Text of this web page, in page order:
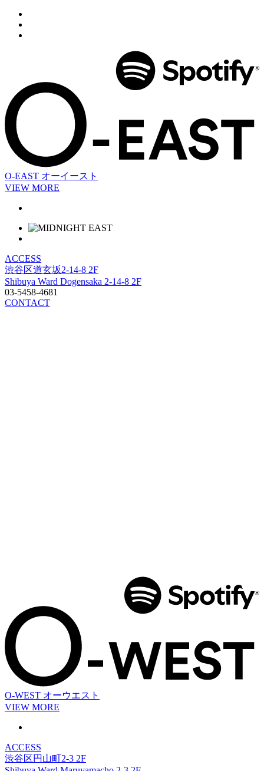
O-EAST オーイースト
VIEW MORE
ACCESS
渋谷区道玄坂2-14-8 2F
Shibuya Ward Dogensaka 2-14-8 2F
03-5458-4681
CONTACT
O-WEST オーウエスト
VIEW MORE
ACCESS
渋谷区円山町2-3 2F